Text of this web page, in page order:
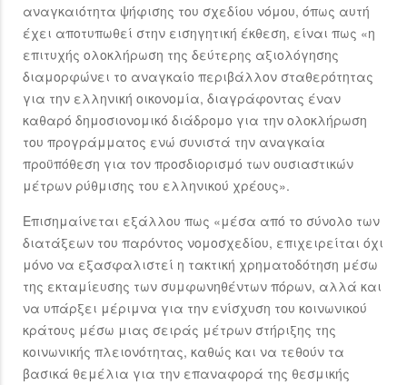
αναγκαιότητα ψήφισης του σχεδίου νόμου, όπως αυτή
έχει αποτυπωθεί στην εισηγητική έκθεση, είναι πως «η
επιτυχής ολοκλήρωση της δεύτερης αξιολόγησης
διαμορφώνει το αναγκαίο περιβάλλον σταθερότητας
για την ελληνική οικονομία, διαγράφοντας έναν
καθαρό δημοσιονομικό διάδρομο για την ολοκλήρωση
του προγράμματος ενώ συνιστά την αναγκαία
προϋπόθεση για τον προσδιορισμό των ουσιαστικών
μέτρων ρύθμισης του ελληνικού χρέους».
Επισημαίνεται εξάλλου πως «μέσα από το σύνολο των
διατάξεων του παρόντος νομοσχεδίου, επιχειρείται όχι
μόνο να εξασφαλιστεί η τακτική χρηματοδότηση μέσω
της εκταμίευσης των συμφωνηθέντων πόρων, αλλά και
να υπάρξει μέριμνα για την ενίσχυση του κοινωνικού
κράτους μέσω μιας σειράς μέτρων στήριξης της
κοινωνικής πλειονότητας, καθώς και να τεθούν τα
βασικά θεμέλια για την επαναφορά της θεσμικής